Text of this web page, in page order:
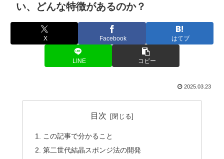
い、どんな特徴があるのか？
X Facebook はてブ
LINE コピー
2025.03.23
目次
この記事で分かること
第二世代結晶スポンジ法の開発